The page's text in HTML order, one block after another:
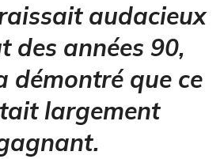
audacieux
des années 90,
démontré que ce
largement